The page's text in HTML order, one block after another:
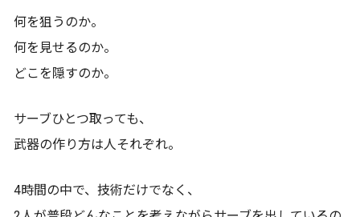
何を狙うのか。
何を見せるのか。
どこを隠すのか。
サーブひとつ取っても、
武器の作り方は人それぞれ。
4時間の中で、技術だけでなく、